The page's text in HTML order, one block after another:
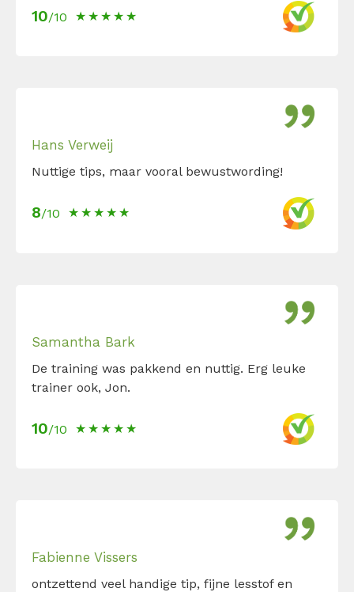
10/10
Hans Verweij
Nuttige tips, maar vooral bewustwording!
8/10
Samantha Bark
De training was pakkend en nuttig. Erg leuke
trainer ook, Jon.
10/10
Fabienne Vissers
ontzettend veel handige tip, fijne lesstof en